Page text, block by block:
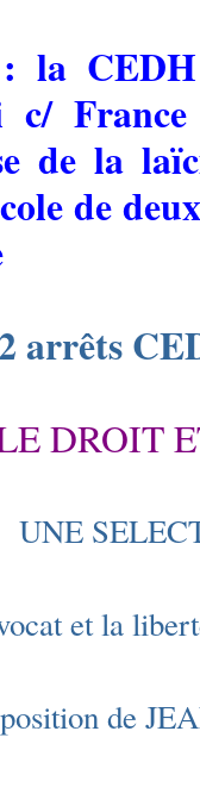
la
de la
de
arrêts
DROIT
UNE
et la
de